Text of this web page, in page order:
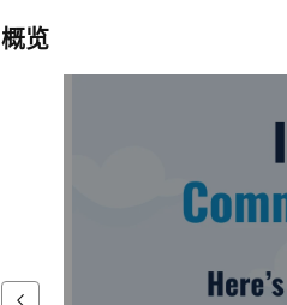
概览
其